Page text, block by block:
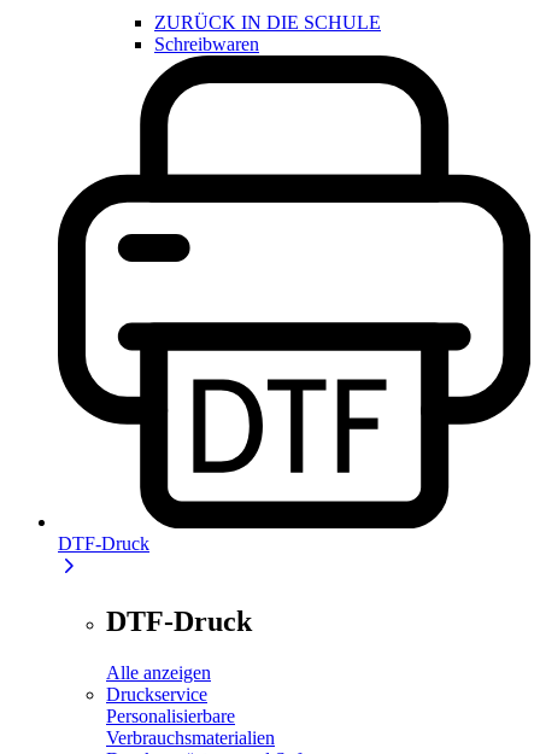
ZURÜCK IN DIE SCHULE
Schreibwaren
DTF-Druck
DTF-Druck
Alle anzeigen
Druckservice
Personalisierbare
Verbrauchsmaterialien